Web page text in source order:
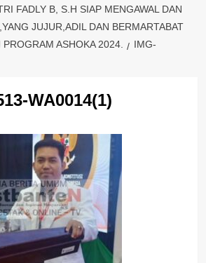
FADLY B, S.H SIAP MENGAWAL DAN
JUJUR,ADIL DAN BERMARTABAT
ASHOKA 2024.
IMG-
WA0014(1)